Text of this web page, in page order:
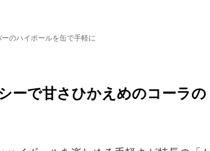
のハイボールを缶で手軽に
ーで甘さひかえめのコーラの